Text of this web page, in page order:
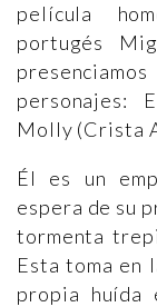
película
portugés
personajes:
Molly (Crista
Él es un
espera de su
tormenta
Esta toma en
propia huída